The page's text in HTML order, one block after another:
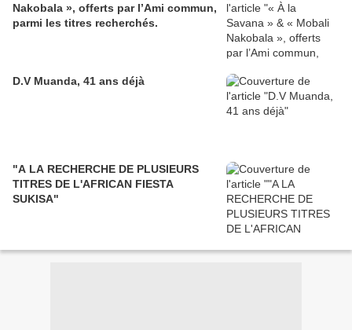
Nakobala », offerts par l’Ami commun,
parmi les titres recherchés.
D.V Muanda, 41 ans déjà
"A LA RECHERCHE DE PLUSIEURS
TITRES DE L'AFRICAN FIESTA
SUKISA"